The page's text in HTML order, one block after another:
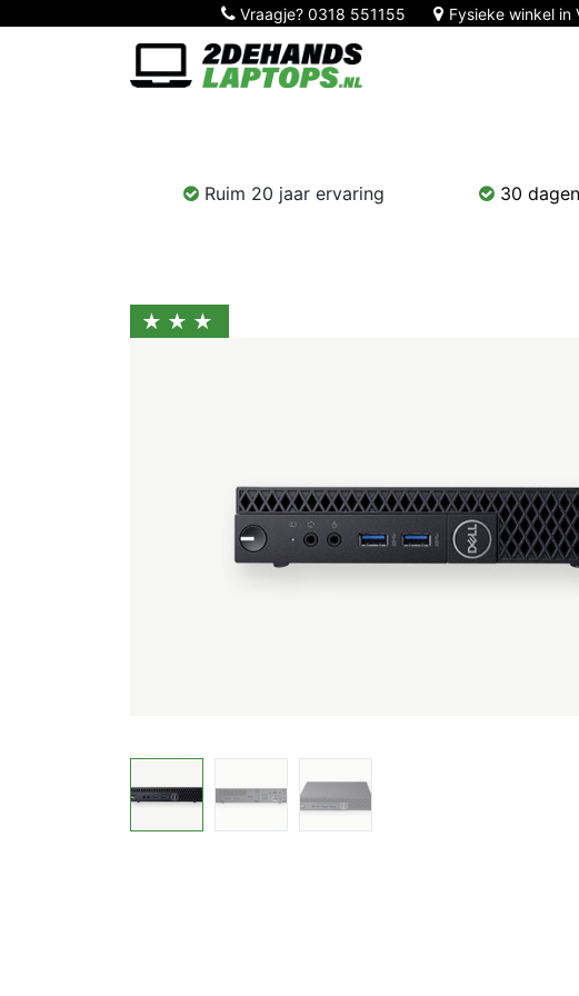
Vraagje? 0318 551155 Fysieke winkel in
Ruim 20 jaar ervaring 30
★★★